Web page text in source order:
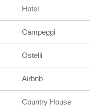
Hotel
Campeggi
Ostelli
Airbnb
Country House